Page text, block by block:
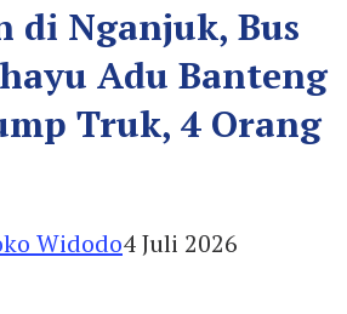
di Nganjuk, Bus
Adu Banteng
Truk, 4 Orang
Widodo4 Juli 2026